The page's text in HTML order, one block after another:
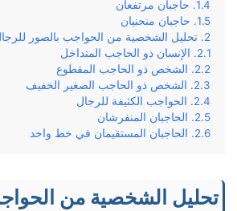
حاجبان مرتفعان
حاجبان منحنيان
تحليل الشخصية من الحواجب بالصور
الإنسان ذو الحاجب المتداخل
الشخص ذو الحاجب المقطوع
الشخص ذو الحاجب الصغير الخفيف
الحواجب الكثيفة للرجال
الحاجبان المنفرشان
الحاجبان المستقيمان في خط واحد
تحليل الشخصية من